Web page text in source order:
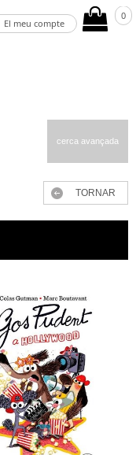
El meu compte
0
cerca avançada
TORNAR